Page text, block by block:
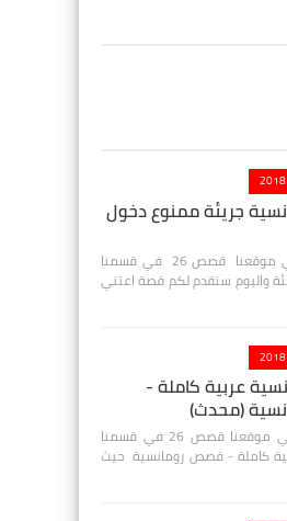
جريئة ممنوع دخول
مرحباً بكم أصدقائي وأحبابي في موقعنا قصص 26 في قسمنا
واليوم سنقدم لكم قصة اعتني
عربية كاملة -
(محدث)
مرحباً بكم أصدقائي وأحبابي في موقعنا قصص 26 في قسمنا
كاملة - قصص رومانسية حيث